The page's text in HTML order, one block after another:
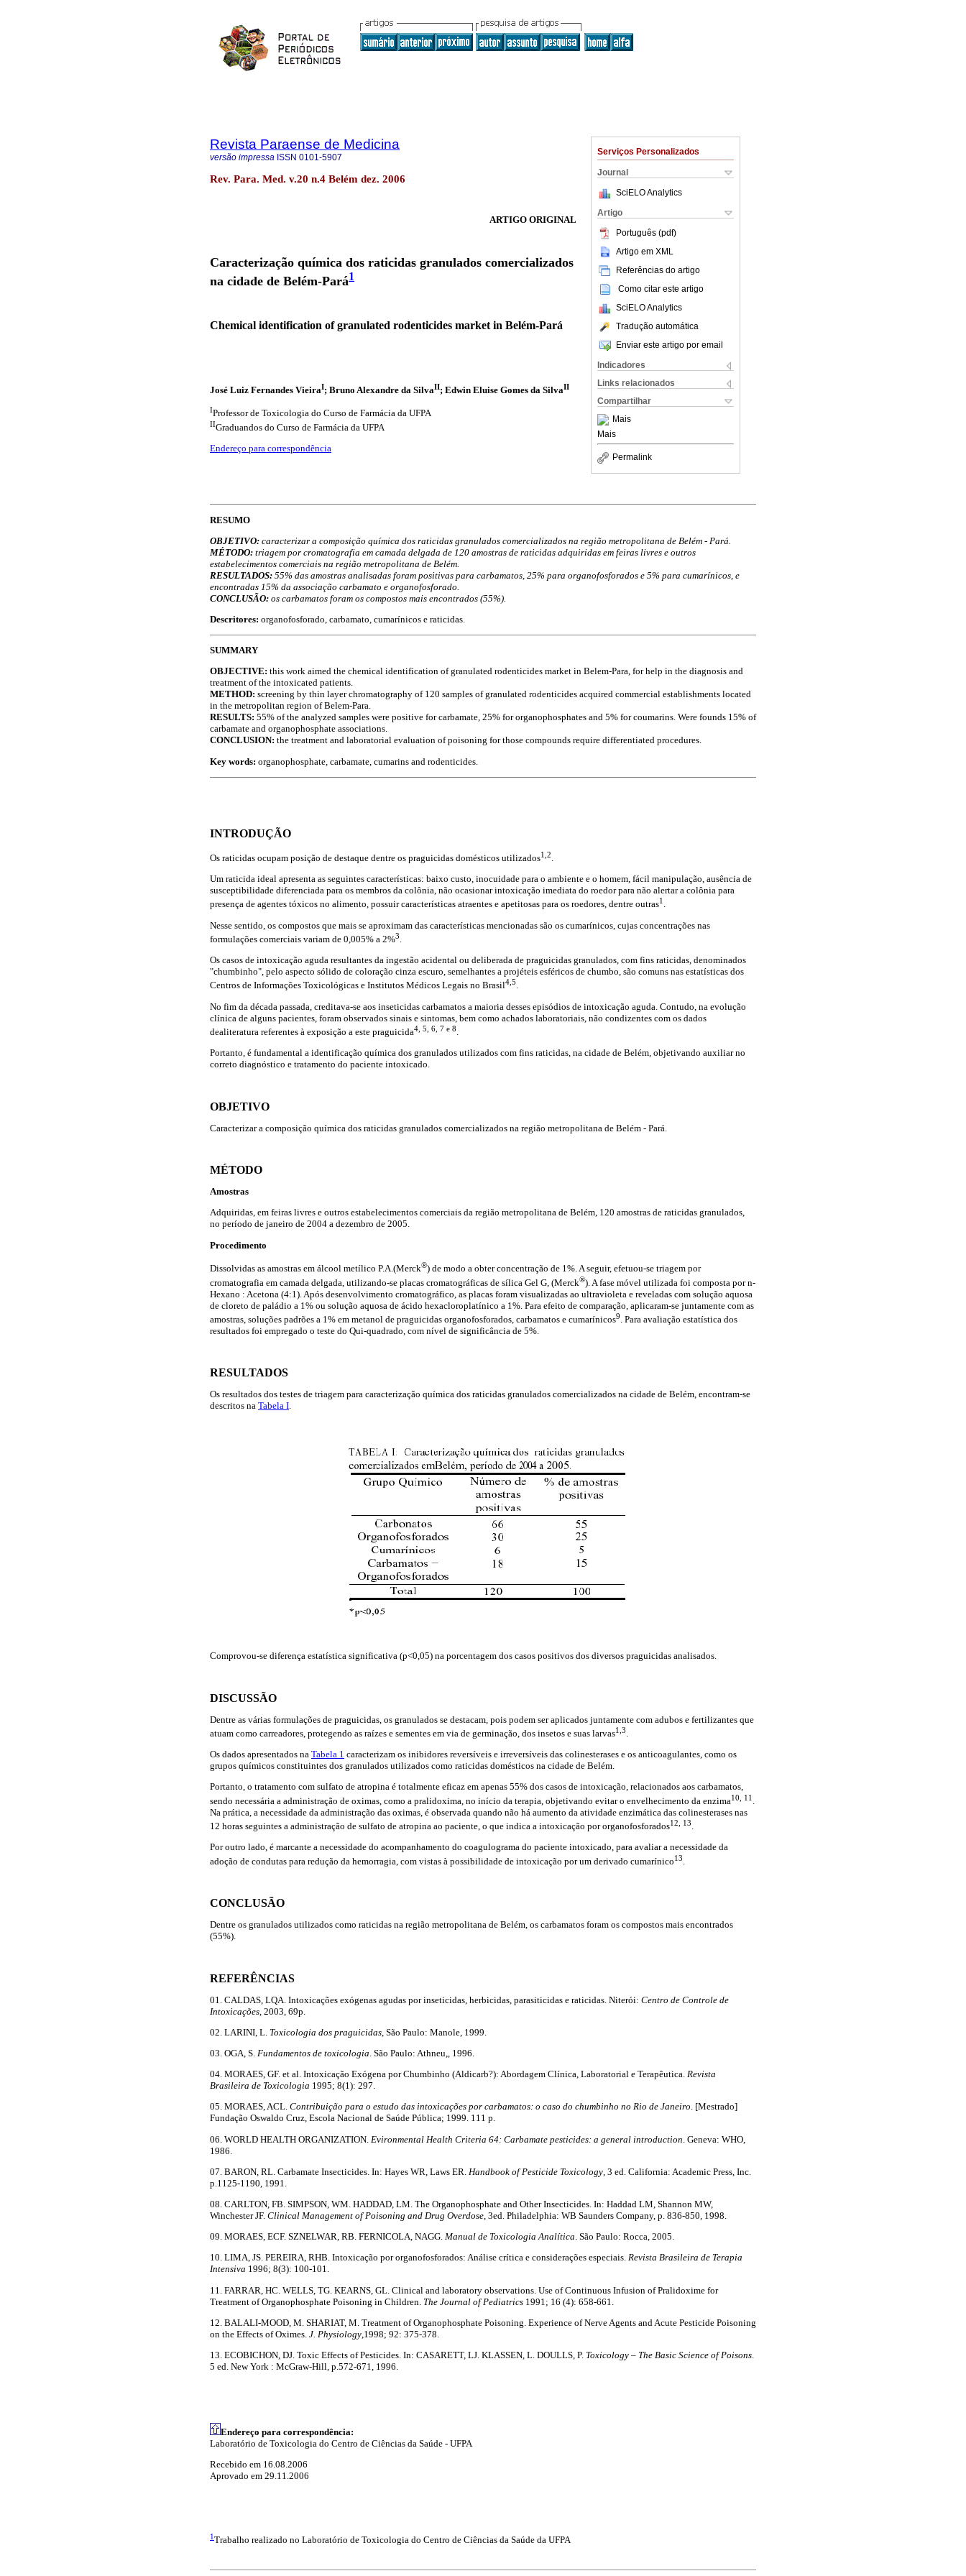
Serviços Personalizados
Journal
SciELO Analytics
Artigo
Português (pdf)
Artigo em XML
Referências do artigo
Como citar este artigo
SciELO Analytics
Tradução automática
Enviar este artigo por email
Indicadores
Links relacionados
Compartilhar
Mais
Mais
Permalink
Revista Paraense de Medicina
versão impressa ISSN 0101-5907
Rev. Para. Med. v.20 n.4 Belém dez. 2006
ARTIGO ORIGINAL
Caracterização química dos raticidas granulados comercializados
na cidade de Belém-Pará1
Chemical identification of granulated rodenticides market in Belém-Pará
José Luiz Fernandes VieiraI; Bruno Alexandre da SilvaII; Edwin Eluise Gomes da SilvaII
IProfessor de Toxicologia do Curso de Farmácia da UFPA
IIGraduandos do Curso de Farmácia da UFPA
Endereço para correspondência
RESUMO
OBJETIVO: caracterizar a composição química dos raticidas granulados comercializados na região metropolitana de Belém - Pará.
MÉTODO: triagem por cromatografia em camada delgada de 120 amostras de raticidas adquiridas em feiras livres e outros
estabelecimentos comerciais na região metropolitana de Belém.
RESULTADOS: 55% das amostras analisadas foram positivas para carbamatos, 25% para organofosforados e 5% para cumarínicos, e
encontradas 15% da associação carbamato e organofosforado.
CONCLUSÃO: os carbamatos foram os compostos mais encontrados (55%).
Descritores: organofosforado, carbamato, cumarínicos e raticidas.
SUMMARY
OBJECTIVE: this work aimed the chemical identification of granulated rodenticides market in Belem-Para, for help in the diagnosis and
treatment of the intoxicated patients.
METHOD: screening by thin layer chromatography of 120 samples of granulated rodenticides acquired commercial establishments located
in the metropolitan region of Belem-Para.
RESULTS: 55% of the analyzed samples were positive for carbamate, 25% for organophosphates and 5% for coumarins. Were founds 15% of
carbamate and organophosphate associations.
CONCLUSION: the treatment and laboratorial evaluation of poisoning for those compounds require differentiated procedures.
Key words: organophosphate, carbamate, cumarins and rodenticides.
INTRODUÇÃO
Os raticidas ocupam posição de destaque dentre os praguicidas domésticos utilizados1,2
Um raticida ideal apresenta as seguintes características: baixo custo, inocuidade para o ambiente e o homem, fácil manipulação, ausência de
susceptibilidade diferenciada para os membros da colônia, não ocasionar intoxicação imediata do roedor para não alertar a colônia para
presença de agentes tóxicos no alimento, possuir características atraentes e apetitosas para os roedores, dentre outras1 .
Nesse sentido, os compostos que mais se aproximam das características mencionadas são os cumarínicos, cujas concentrações nas
formulações comerciais variam de 0,005% a 2%3
Os casos de intoxicação aguda resultantes da ingestão acidental ou deliberada de praguicidas granulados, com fins raticidas, denominados
"chumbinho", pelo aspecto sólido de coloração cinza escuro, semelhantes a projéteis esféricos de chumbo, são comuns nas estatísticas dos
Centros de Informações Toxicológicas e Institutos Médicos Legais no Brasil4,5.
No fim da década passada, creditava-se aos inseticidas carbamatos a maioria desses episódios de intoxicação aguda. Contudo, na evolução
clínica de alguns pacientes, foram observados sinais e sintomas, bem como achados laboratoriais, não condizentes com os dados
dealiteratura referentes à exposição a este praguicida4, 5, 6, 7 e 8
Portanto, é fundamental a identificação química dos granulados utilizados com fins raticidas, na cidade de Belém, objetivando auxiliar no
correto diagnóstico e tratamento do paciente intoxicado.
OBJETIVO
Caracterizar a composição química dos raticidas granulados comercializados na região metropolitana de Belém - Pará.
MÉTODO
Amostras
Adquiridas, em feiras livres e outros estabelecimentos comerciais da região metropolitana de Belém, 120 amostras de raticidas granulados,
no período de janeiro de 2004 a dezembro de 2005.
Procedimento
Dissolvidas as amostras em álcool metílico P.A.(Merck®) de modo a obter concentração de 1%. A seguir, efetuou-se triagem por
cromatografia em camada delgada, utilizando-se placas cromatográficas de sílica Gel G, (Merck®). A fase móvel utilizada foi composta por n-
Hexano : Acetona (4:1). Após desenvolvimento cromatográfico, as placas foram visualizadas ao ultravioleta e reveladas com solução aquosa
de cloreto de paládio a 1% ou solução aquosa de ácido hexacloroplatínico a 1%. Para efeito de comparação, aplicaram-se juntamente com as
amostras, soluções padrões a 1% em metanol de praguicidas organofosforados, carbamatos e cumarínicos9 . Para avaliação estatística dos
resultados foi empregado o teste do Qui-quadrado, com nível de significância de 5%.
RESULTADOS
Os resultados dos testes de triagem para caracterização química dos raticidas granulados comercializados na cidade de Belém, encontram-se
descritos na Tabela I.
Comprovou-se diferença estatística significativa (p<0,05) na porcentagem dos casos positivos dos diversos praguicidas analisados.
DISCUSSÃO
Dentre as várias formulações de praguicidas, os granulados se destacam, pois podem ser aplicados juntamente com adubos e fertilizantes que
atuam como carreadores, protegendo as raízes e sementes em via de germinação, dos insetos e suas larvas1,3.
Os dados apresentados na Tabela 1 caracterizam os inibidores reversíveis e irreversíveis das colinesterases e os anticoagulantes, como os
grupos químicos constituintes dos granulados utilizados como raticidas domésticos na cidade de Belém.
Portanto, o tratamento com sulfato de atropina é totalmente eficaz em apenas 55% dos casos de intoxicação, relacionados aos carbamatos,
sendo necessária a administração de oximas, como a pralidoxima, no início da terapia, objetivando evitar o envelhecimento da enzima10, 11
Na prática, a necessidade da administração das oximas, é observada quando não há aumento da atividade enzimática das colinesterases nas
12 horas seguintes a administração de sulfato de atropina ao paciente, o que indica a intoxicação por organofosforados12, 13.
Por outro lado, é marcante a necessidade do acompanhamento do coagulograma do paciente intoxicado, para avaliar a necessidade da
adoção de condutas para redução da hemorragia, com vistas à possibilidade de intoxicação por um derivado cumarínico13
CONCLUSÃO
Dentre os granulados utilizados como raticidas na região metropolitana de Belém, os carbamatos foram os compostos mais encontrados
(55%).
REFERÊNCIAS
01. CALDAS, LQA. Intoxicações exógenas agudas por inseticidas, herbicidas, parasiticidas e raticidas. Niterói: Centro de Controle de
Intoxicações , 2003, 69p.
02. LARINI, L. Toxicologia dos praguicidas , São Paulo: Manole, 1999.
03. OGA, S. Fundamentos de toxicologia. São Paulo: Athneu,, 1996.
04. MORAES, GF. et al. Intoxicação Exógena por Chumbinho (Aldicarb?): Abordagem Clínica, Laboratorial e Terapêutica. Revista
Brasileira de Toxicologia 1995; 8(1): 297.
05. MORAES, ACL. Contribuição para o estudo das intoxicações por carbamatos: o caso do chumbinho no Rio de Janeiro. [Mestrado]
Fundação Oswaldo Cruz, Escola Nacional de Saúde Pública; 1999. 111 p.
06. WORLD HEALTH ORGANIZATION. Evironmental Health Criteria 64: Carbamate pesticides: a general introduction . Geneva: WHO,
1986.
07. BARON, RL. Carbamate Insecticides. In: Hayes WR, Laws ER. Handbook of Pesticide Toxicology , 3 ed. California: Academic Press, Inc.
p.1125-1190, 1991.
08. CARLTON, FB. SIMPSON, WM. HADDAD, LM. The Organophosphate and Other Insecticides. In: Haddad LM, Shannon MW,
Winchester JF. Clinical Management of Poisoning and Drug Overdose, 3ed. Philadelphia: WB Saunders Company, p. 836-850, 1998.
09. MORAES, ECF. SZNELWAR, RB. FERNICOLA, NAGG. Manual de Toxicologia Analítica. São Paulo: Rocca, 2005.
10. LIMA, JS. PEREIRA, RHB. Intoxicação por organofosforados: Análise crítica e considerações especiais. Revista Brasileira de Terapia
Intensiva 1996; 8(3): 100-101.
11. FARRAR, HC. WELLS, TG. KEARNS, GL. Clinical and laboratory observations. Use of Continuous Infusion of Pralidoxime for
Treatment of Organophosphate Poisoning in Children. The Journal of Pediatrics 1991; 16 (4): 658-661.
12. BALALI-MOOD, M. SHARIAT, M. Treatment of Organophosphate Poisoning. Experience of Nerve Agents and Acute Pesticide Poisoning
on the Effects of Oximes. J. Physiology ,1998; 92: 375-378.
13. ECOBICHON, DJ. Toxic Effects of Pesticides. In: CASARETT, LJ. KLASSEN, L. DOULLS, P. Toxicology – The Basic Science of Poisons
5 ed. New York : McGraw-Hill, p.572-671, 1996.
Endereço para correspondência:
Laboratório de Toxicologia do Centro de Ciências da Saúde - UFPA
Recebido em 16.08.2006
Aprovado em 29.11.2006
1Trabalho realizado no Laboratório de Toxicologia do Centro de Ciências da Saúde da UFPA